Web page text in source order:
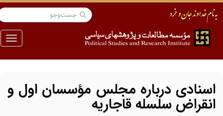
منو
اسنادی درباره مجلس مؤسسان اول‏ و
انقراض سلسله قاجاریه